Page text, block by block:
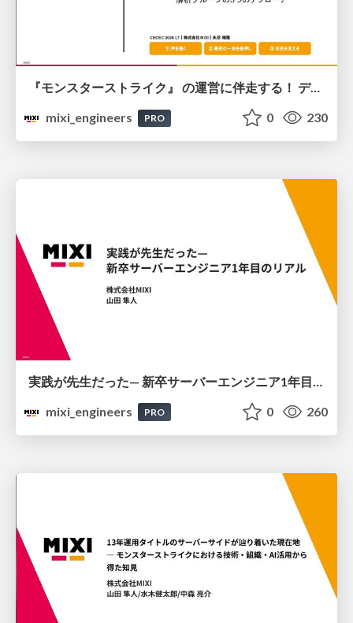
『モンスターストライク』 の運営に伴走する！ データ民主化への 解析グループの3つのアプローチ
mixi_engineers
PRO 0 230
mixi_engineers
PRO 0 260